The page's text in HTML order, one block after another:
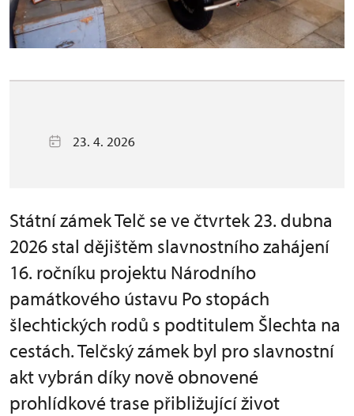
23. 4. 2026
Státní zámek Telč se ve čtvrtek 23. dubna
2026 stal dějištěm slavnostního zahájení
16. ročníku projektu Národního
památkového ústavu Po stopách
šlechtických rodů s podtitulem Šlechta na
cestách. Telčský zámek byl pro slavnostní
akt vybrán díky nově obnovené
prohlídkové trase přibližující život